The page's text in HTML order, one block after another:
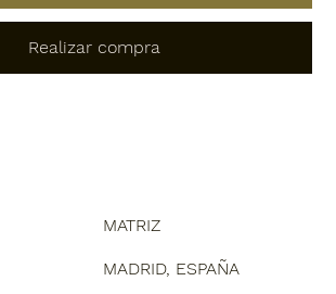
Realizar compra
MATRIZ
MADRID, ESPAÑA